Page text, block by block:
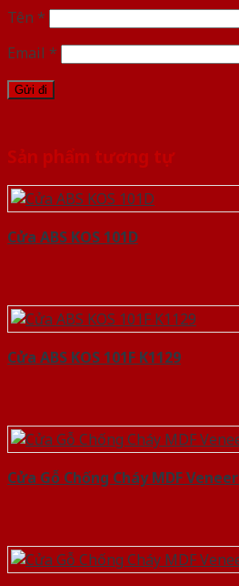
Tên *
Email *
Sản phẩm tương tự
Cửa ABS KOS 101D
Cửa ABS KOS 101F K1129
Cửa Gỗ Chống Cháy MDF